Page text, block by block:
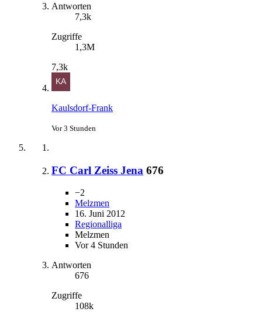
Antworten
7,3k
Zugriffe
1,3M
7,3k
Kaulsdorf-Frank
Vor 3 Stunden
FC Carl Zeiss Jena 676
−2
Melzmen
16. Juni 2012
Regionalliga
Melzmen
Vor 4 Stunden
Antworten
676
Zugriffe
108k